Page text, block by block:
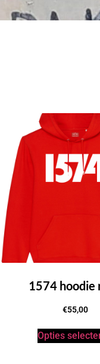
1574 hoodie
€55,00
Opties